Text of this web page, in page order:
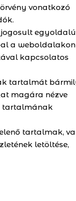
vonatkozó
jogosult
a weboldalakon
kapcsolatos
tartalmát
magára nézve
tartalmának
tartalmak,
letöltése,